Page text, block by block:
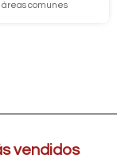
comunes
vendidos